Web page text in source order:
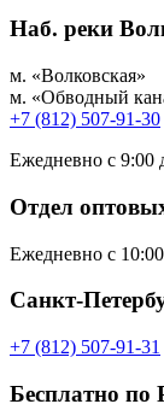
Наб. реки
м. «Волковская»
м. «Обводный
+7 (812) 507-91-30
Ежедневно с 9:00
Отдел
Ежедневно с
Санкт-
+7 (812) 507-91-31
Бесплатно по